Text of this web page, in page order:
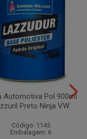
Automotiva Pol 900ml
Preto Ninja VW
Código: 1145
Embalagem: 6